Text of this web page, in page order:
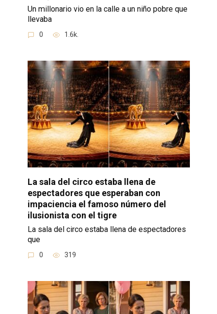
Un millonario vio en la calle a un niño pobre que
llevaba
0 1.6k.
La sala del circo estaba llena de
espectadores que esperaban con
impaciencia el famoso número del
ilusionista con el tigre
La sala del circo estaba llena de espectadores
que
0 319